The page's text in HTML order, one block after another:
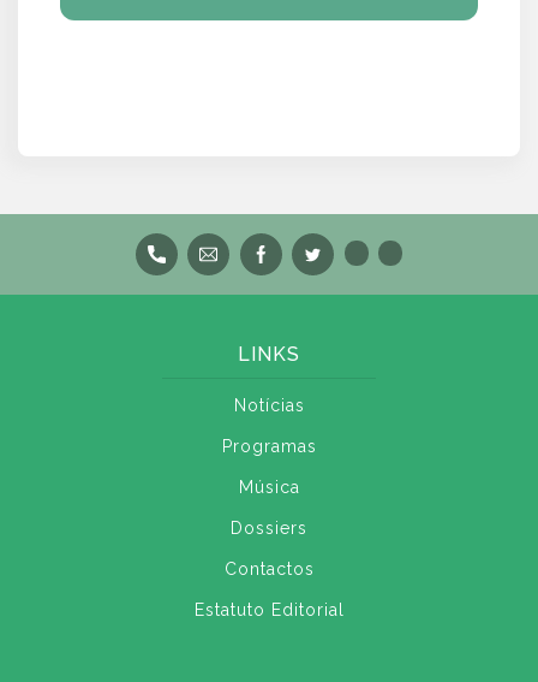
LINKS
Notícias
Programas
Música
Dossiers
Contactos
Estatuto Editorial